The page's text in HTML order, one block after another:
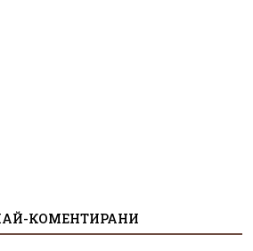
КОМЕНТИРАНИ